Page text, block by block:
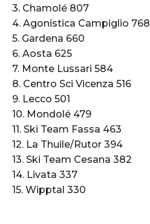
3. Chamolé 807
4. Agonistica Campiglio 768
5. Gardena 660
6. Aosta 625
7. Monte Lussari 584
8. Centro Sci Vicenza 516
9. Lecco 501
10. Mondolé 479
11. Ski Team Fassa 463
12. La Thuile/Rutor 394
13. Ski Team Cesana 382
14. Livata 337
15. Wipptal 330